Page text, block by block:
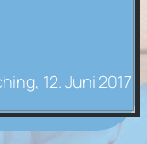
12. Juni 2017